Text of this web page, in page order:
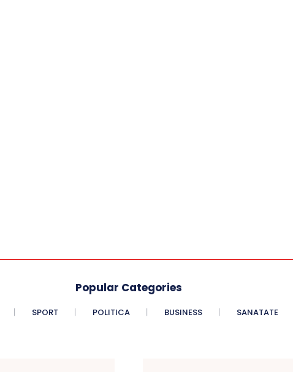
Popular Categories
SPORT POLITICA BUSINESS SANATATE